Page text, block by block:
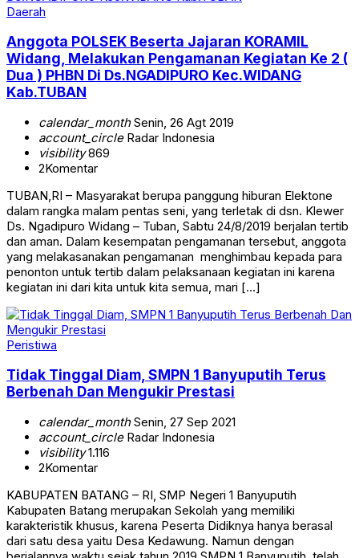
Daerah
Anggota POLSEK Beserta Jajaran KORAMIL
Widang, Melakukan Pengamanan Kegiatan Ke 2 (
Dua ) PHBN Di Ds.NGADIPURO Kec.WIDANG
Kab.TUBAN
calendar_monthSenin, 26 Agt 2019
account_circleRadar Indonesia
visibility869
2Komentar
TUBAN,RI – Masyarakat berupa panggung hiburan Elektone
dalam rangka malam pentas seni, yang terletak di dsn. Klewer
Ds. Ngadipuro Widang – Tuban, Sabtu 24/8/2019 berjalan tertib
dan aman. Dalam kesempatan pengamanan tersebut, anggota
yang melakasanakan pengamanan menghimbau kepada para
penonton untuk tertib dalam pelaksanaan kegiatan ini karena
kegiatan ini dari kita untuk kita semua, mari […]
Peristiwa
Tidak Tinggal Diam, SMPN 1 Banyuputih Terus
Berbenah Dan Mengukir Prestasi
calendar_monthSenin, 27 Sep 2021
account_circleRadar Indonesia
visibility1.116
2Komentar
KABUPATEN BATANG – RI, SMP Negeri 1 Banyuputih
Kabupaten Batang merupakan Sekolah yang memiliki
karakteristik khusus, karena Peserta Didiknya hanya berasal
dari satu desa yaitu Desa Kedawung. Namun dengan